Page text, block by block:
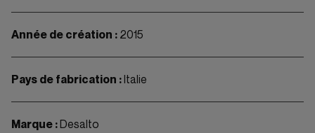
Année de création : 2015
Pays de fabrication :Italie
Marque :Desalto